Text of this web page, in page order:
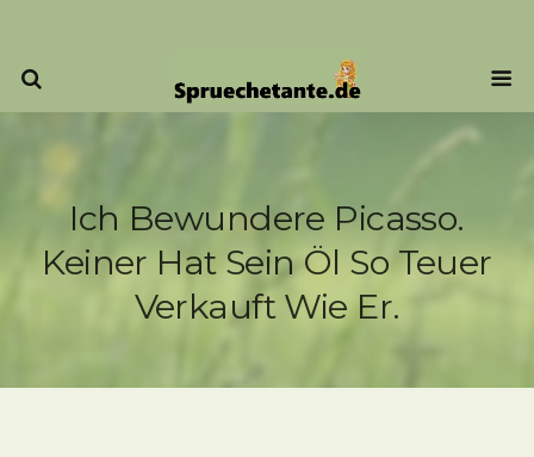
Ich Bewundere Picasso.
Keiner Hat Sein Öl So Teuer
Verkauft Wie Er.